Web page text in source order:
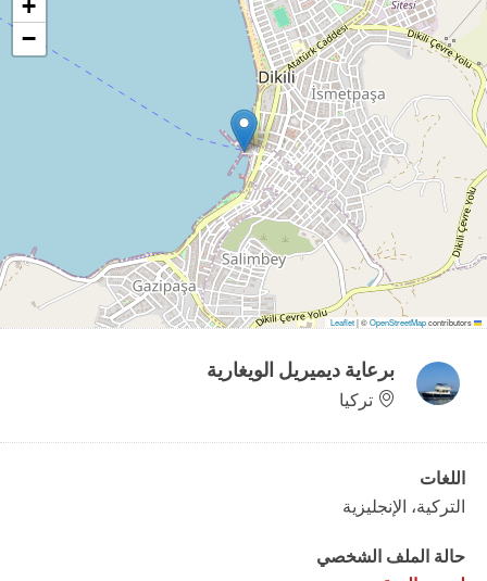
+
−
Leaflet
|©OpenStreetMapcontributors
برعاية ديميريل الويغارية
تركيا
اللغات
التركية، الإنجليزية
حالة الملف الشخصي